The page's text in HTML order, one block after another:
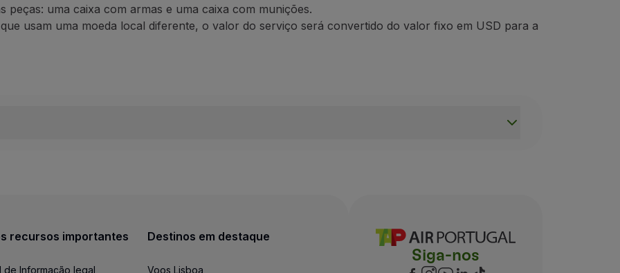
armas e munições de / para o Brasil, deve consultar o
segurança nacionais, aplicam-se regulamentos especiais. Nesses casos é necessário
peças: uma caixa com armas e uma caixa com munições.
usam uma moeda local diferente, o valor do serviço será convertido do valor fixo em USD para a
recursos importantes
de Informação legal
Destinos em destaque
Voos Lisboa
Siga-nos